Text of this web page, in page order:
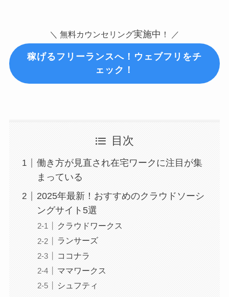
＼ 無料カウンセリング実施中 ！ ／
稼げるフリーランスへ！ウェブフリをチ
ェック！
目次
働き方が見直され在宅ワークに注目が集
まっている
2025年最新！おすすめのクラウドソーシ
ングサイト5選
クラウドワークス
ランサーズ
ココナラ
ママワークス
シュフティ